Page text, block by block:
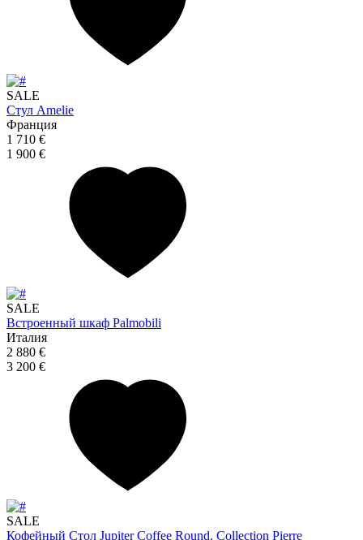
SALE
Стул Amelie
Франция
1 710 €
1 900 €
SALE
Встроенный шкаф Palmobili
Италия
2 880 €
3 200 €
SALE
Кофейный Стол Jupiter Coffee Round. Collection Pierre